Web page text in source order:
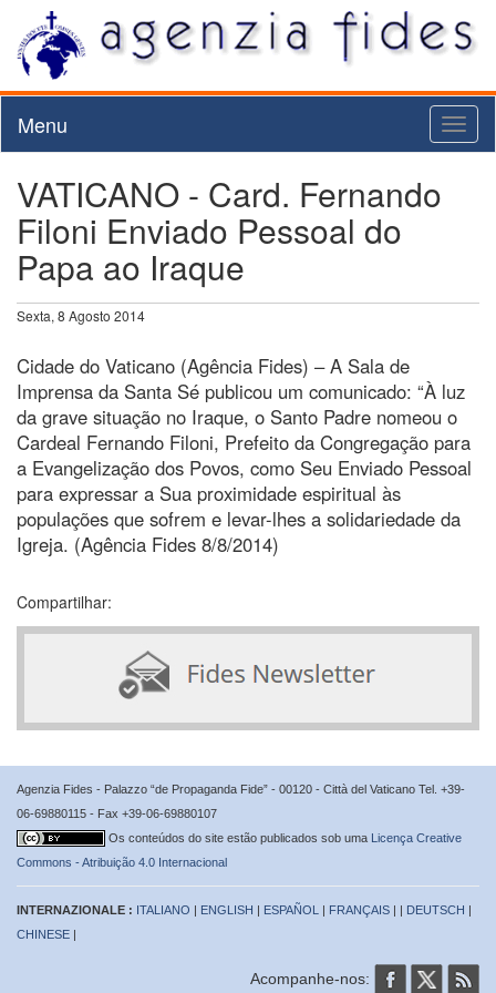
Menu
VATICANO - Card. Fernando
Filoni Enviado Pessoal do
Papa ao Iraque
Sexta, 8 Agosto 2014
Cidade do Vaticano (Agência Fides) – A Sala de
Imprensa da Santa Sé publicou um comunicado: “À luz
da grave situação no Iraque, o Santo Padre nomeou o
Cardeal Fernando Filoni, Prefeito da Congregação para
a Evangelização dos Povos, como Seu Enviado Pessoal
para expressar a Sua proximidade espiritual às
populações que sofrem e levar-lhes a solidariedade da
Igreja. (Agência Fides 8/8/2014)
Compartilhar:
Agenzia Fides - Palazzo “de Propaganda Fide” - 00120 - Città del Vaticano Tel. +39-
06-69880115 - Fax +39-06-69880107
Os conteúdos do site estão publicados sob uma Licença Creative
Commons - Atribuição 4.0 Internacional
INTERNAZIONALE : ITALIANO | ENGLISH | ESPAÑOL | FRANÇAIS | | DEUTSCH |
CHINESE |
Acompanhe-nos: